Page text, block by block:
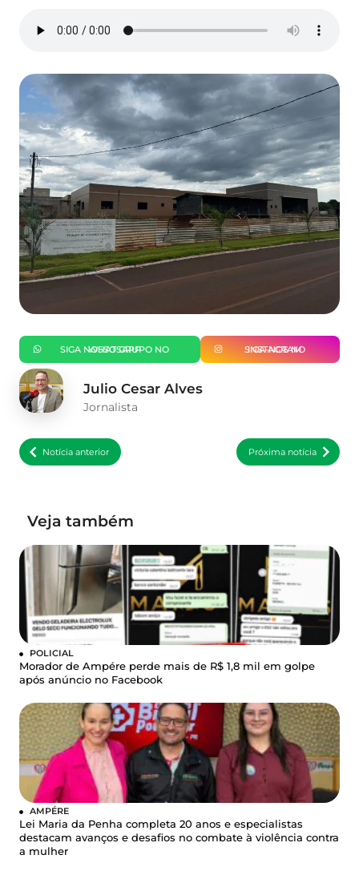
SIGA NOSSO GRUPO NO WHATSAPP SIGA-NOS NO INSTAGRAM
Julio Cesar Alves
Jornalista
Notícia anterior Próxima notícia
Veja também
POLICIAL
Morador de Ampére perde mais de R$ 1,8 mil em golpe
após anúncio no Facebook
AMPÉRE
Lei Maria da Penha completa 20 anos e especialistas
destacam avanços e desafios no combate à violência contra
a mulher